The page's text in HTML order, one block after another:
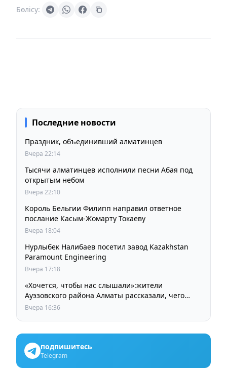
Бөлісу:
Последние новости
Праздник, объединивший алматинцев
Вчера 22:14
Тысячи алматинцев исполнили песни Абая под
открытым небом
Вчера 22:10
Король Бельгии Филипп направил ответное
послание Касым-Жомарту Токаеву
Вчера 18:04
Нурлыбек Налибаев посетил завод Kazakhstan
Paramount Engineering
Вчера 17:18
«Хочется, чтобы нас слышали»:жители
Ауэзовского района Алматы рассказали, чего
ждут от выборов депутатов Курултая
Вчера 16:36
подпишитесь
Telegram